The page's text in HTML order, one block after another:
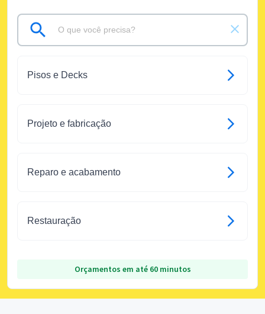
Pisos e Decks
Projeto e fabricação
Reparo e acabamento
Restauração
Orçamentos em até 60 minutos